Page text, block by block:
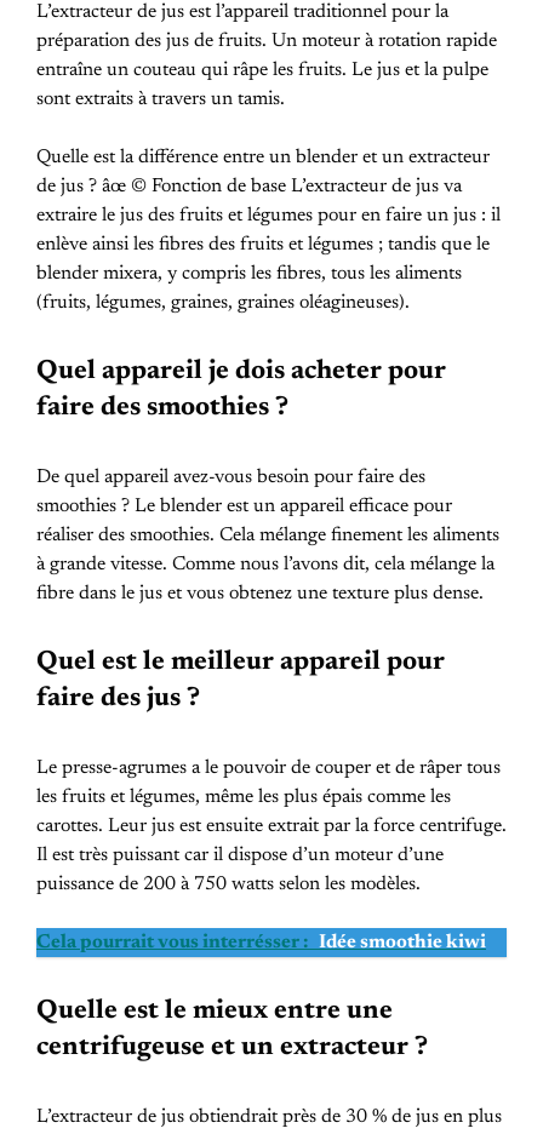
L’extracteur de jus est l’appareil traditionnel pour la
préparation des jus de fruits. Un moteur à rotation rapide
entraîne un couteau qui râpe les fruits. Le jus et la pulpe
sont extraits à travers un tamis.
Quelle est la différence entre un blender et un extracteur
de jus ? âœ © Fonction de base L’extracteur de jus va
extraire le jus des fruits et légumes pour en faire un jus : il
enlève ainsi les fibres des fruits et légumes ; tandis que le
blender mixera, y compris les fibres, tous les aliments
(fruits, légumes, graines, graines oléagineuses).
Quel appareil je dois acheter pour
faire des smoothies ?
De quel appareil avez-vous besoin pour faire des
smoothies ? Le blender est un appareil efficace pour
réaliser des smoothies. Cela mélange finement les aliments
à grande vitesse. Comme nous l’avons dit, cela mélange la
fibre dans le jus et vous obtenez une texture plus dense.
Quel est le meilleur appareil pour
faire des jus ?
Le presse-agrumes a le pouvoir de couper et de râper tous
les fruits et légumes, même les plus épais comme les
carottes. Leur jus est ensuite extrait par la force centrifuge.
Il est très puissant car il dispose d’un moteur d’une
puissance de 200 à 750 watts selon les modèles.
Cela pourrait vous interrésser : Idée smoothie kiwi
Quelle est le mieux entre une
centrifugeuse et un extracteur ?
L’extracteur de jus obtiendrait près de 30 % de jus en plus